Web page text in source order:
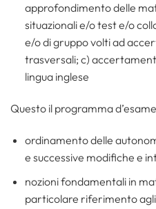
approfondimento delle
situazionali e/o test e/o
e/o di gruppo volti ad
trasversali; c)
lingua inglese
Questo il programma
ordinamento delle
e successive modifiche e
nozioni fondamentali in
particolare riferimento agli